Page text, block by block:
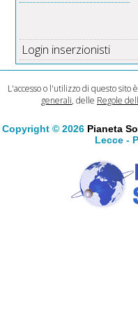
Login inserzionisti
L'accesso o l'utilizzo di questo sito
generali, delle Regole
Copyright © 2026 Pianeta
Lecce -